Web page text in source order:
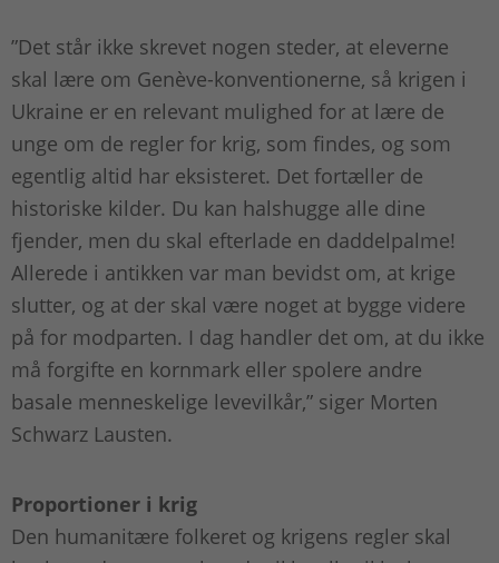
”Det står ikke skrevet nogen steder, at eleverne
skal lære om Genève-­konventionerne, så krigen i
Ukraine er en relevant mulighed for at lære de
unge om de regler for krig, som findes, og som
egentlig altid har eksisteret. Det fortæller de
historiske kilder. Du kan halshugge alle dine
fjender, men du skal efterlade en daddelpalme!
Allerede i antikken var man bevidst om, at krige
slutter, og at der skal være noget at bygge videre
på for mod­parten. I dag handler det om, at du ikke
må forgifte en kornmark eller spolere andre
basale menneskelige levevilkår,” siger Morten
Schwarz Lausten.
Proportioner i krig
Den humanitære folkeret og krigens regler skal